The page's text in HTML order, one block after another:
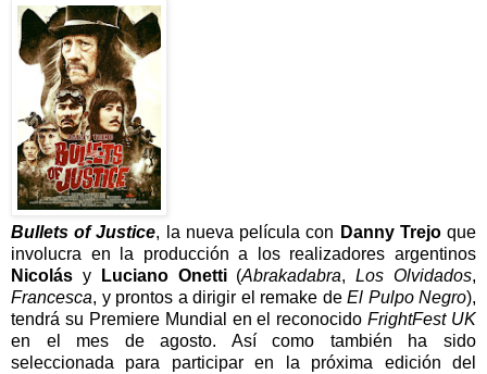
Bullets of Justice, la nueva película con Danny Trejoque
involucra en la producción a los realizadores argentinos
Nicolás y Luciano Onetti(Abrakadabra,Los Olvidados,
Francesca, y prontos a dirigir el remake de El Pulpo Negro),
tendrá su Premiere Mundial en el reconocidoFrightFest UK
en el mes de agosto. Así como también ha sido
seleccionada para participar en la próxima edición del